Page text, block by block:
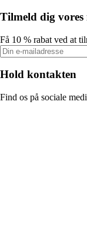
Tilmeld dig vores
Få 10 % rabat ved at
Hold kontakten
Find os på sociale